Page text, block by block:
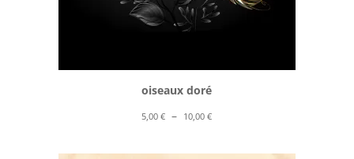
oiseaux doré
5,00€ – 10,00€Plage
prix :